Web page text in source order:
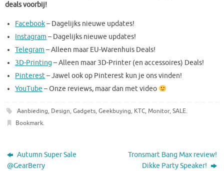
deals voorbij!
Facebook– Dagelijks nieuwe updates!
Instagram – Dagelijks nieuwe updates!
Telegram – Alleen maar EU-Warenhuis Deals!
3D-Printing – Alleen maar 3D-Printer (en accessoires) Deals!
Pinterest– Jawel ook op Pinterest kun je ons vinden!
YouTube – Onze reviews, maar dan met video
Aanbieding, Design, Gadgets, Geekbuying, KTC, Monitor, SALE.
Bookmark.
Autumn Super Sale
@GearBerry
Tronsmart Bang Max review!
Dikke Party Speaker!